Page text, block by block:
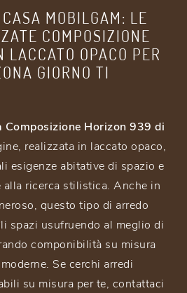
MOBILGAM: LE
COMPOSIZIONE
OPACO PER
GIORNO TI
Horizon 939 di
realizzata in laccato opaco,
esigenze abitative di spazio e
ricerca stilistica. Anche in
questo tipo di arredo
spazi usufruendo al meglio di
componibilità su misura
Se cerchi arredi
su misura per te, contattaci